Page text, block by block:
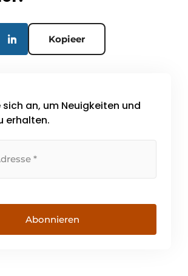
Kopieer
sich an, um Neuigkeiten und
erhalten.
Abonnieren